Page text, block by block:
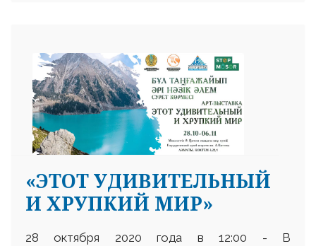
«ЭТОТ УДИВИТЕЛЬНЫЙ
И ХРУПКИЙ МИР»
28 октября 2020 года в 12:00 - В